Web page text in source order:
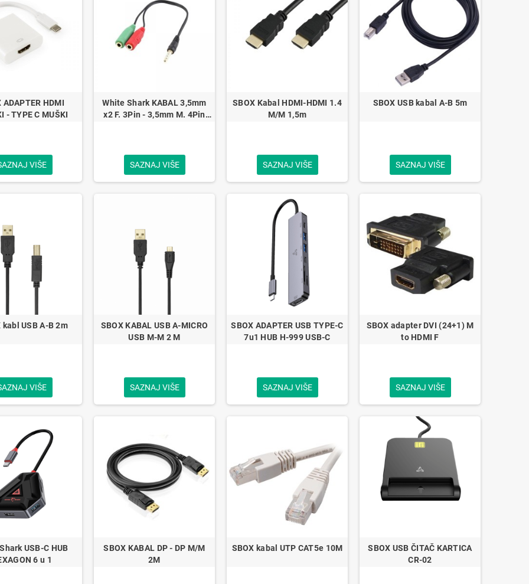
HDMI
- TYPE C MUŠKI
VIŠE
White Shark KABAL 3,5mm
x2 F. 3Pin - 3,5mm M. 4Pin
SAZNAJ VIŠE
SBOX Kabal HDMI-HDMI 1.4
M/M 1,5m
SAZNAJ VIŠE
SBOX USB kabal A-B 5m
SAZNAJ VIŠE
kabl USB A-B 2m
VIŠE
SBOX KABAL USB A-MICRO
USB M-M 2 M
SAZNAJ VIŠE
SBOX ADAPTER USB TYPE-C
7u1 HUB H-999 USB-C
SAZNAJ VIŠE
SBOX adapter DVI (24+1) M
to HDMI F
SAZNAJ VIŠE
USB-C HUB
6 u 1
SBOX KABAL DP - DP M/M
2M
SBOX kabal UTP CAT5e 10M
SBOX USB ČITAČ KARTICA
CR-02